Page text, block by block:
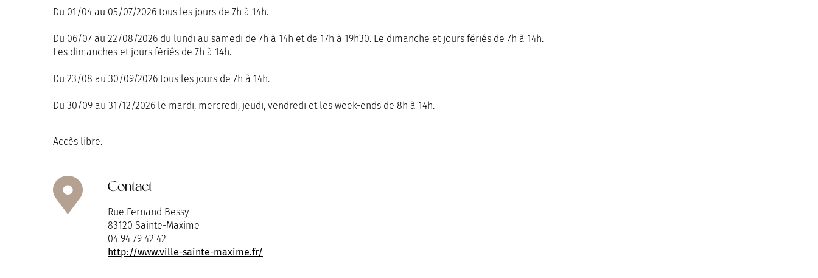
Du 01/04 au 05/07/2026 tous les jours de 7h à 14h.
Du 06/07 au 22/08/2026 du lundi au samedi de 7h à 14h et de 17h à 19h30. Le dimanche et jours fériés de 7h à 14h.
Les dimanches et jours fériés de 7h à 14h.
Du 23/08 au 30/09/2026 tous les jours de 7h à 14h.
Du 30/09 au 31/12/2026 le mardi, mercredi, jeudi, vendredi et les week-ends de 8h à 14h.
Accès libre.
Contact
Rue Fernand Bessy
83120 Sainte-Maxime
04 94 79 42 42
http://www.ville-sainte-maxime.fr/